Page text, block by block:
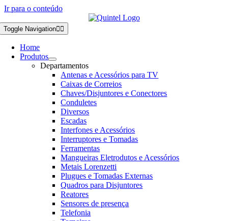
Ir para o conteúdo
Toggle Navigation
Home
Produtos
Departamentos
Antenas e Acessórios para TV
Caixas de Correios
Chaves/Disjuntores e Conectores
Conduletes
Diversos
Escadas
Interfones e Acessórios
Interruptores e Tomadas
Ferramentas
Mangueiras Eletrodutos e Acessórios
Metais Lorenzetti
Plugues e Tomadas Externas
Quadros para Disjuntores
Reatores
Sensores de presença
Telefonia